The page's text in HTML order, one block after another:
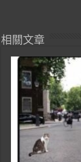
相關文章